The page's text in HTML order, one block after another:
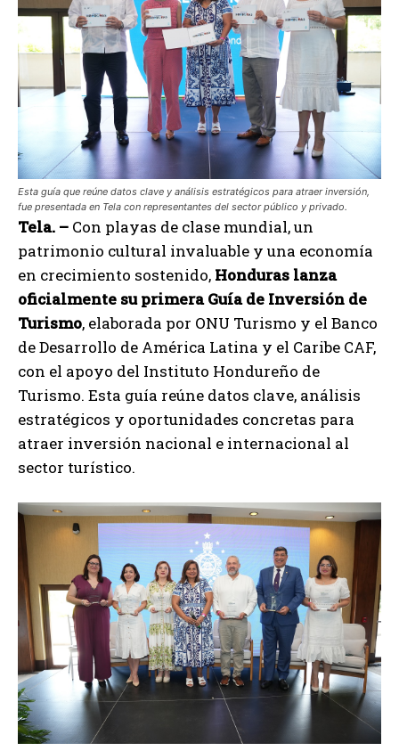
Esta guía que reúne datos clave y análisis estratégicos para atraer inversión,
fue presentada en Tela con representantes del sector público y privado.
Tela. – Con playas de clase mundial, un
patrimonio cultural invaluable y una economía
en crecimiento sostenido, Honduras lanza
oficialmente su primera Guía de Inversión de
Turismo, elaborada por ONU Turismo y el Banco
de Desarrollo de América Latina y el Caribe CAF,
con el apoyo del Instituto Hondureño de
Turismo. Esta guía reúne datos clave, análisis
estratégicos y oportunidades concretas para
atraer inversión nacional e internacional al
sector turístico.